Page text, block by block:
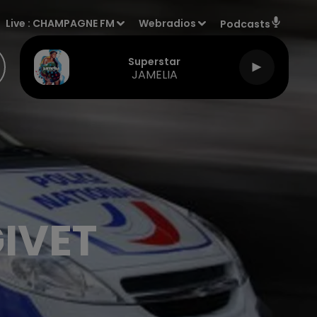
Live : CHAMPAGNE FM Webradios Podcasts
Superstar
JAMELIA